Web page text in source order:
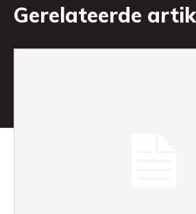
Gerelateerde